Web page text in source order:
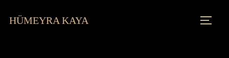
HÜMEYRA KAYA